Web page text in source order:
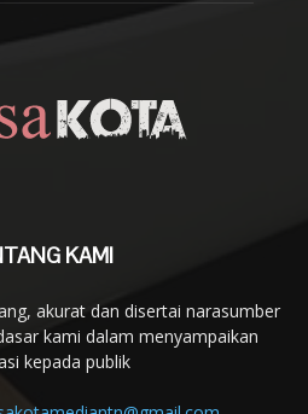
KAMI
akurat dan disertai narasumber
kami dalam menyampaikan
kepada publik